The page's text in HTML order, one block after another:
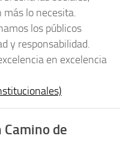
más lo necesita.
los públicos
y responsabilidad.
en excelencia
de